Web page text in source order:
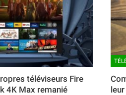
téléviseurs Fire
4K Max remanié